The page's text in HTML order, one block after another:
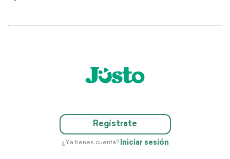
Regístrate
¿Ya tienes cuenta? Iniciar sesión